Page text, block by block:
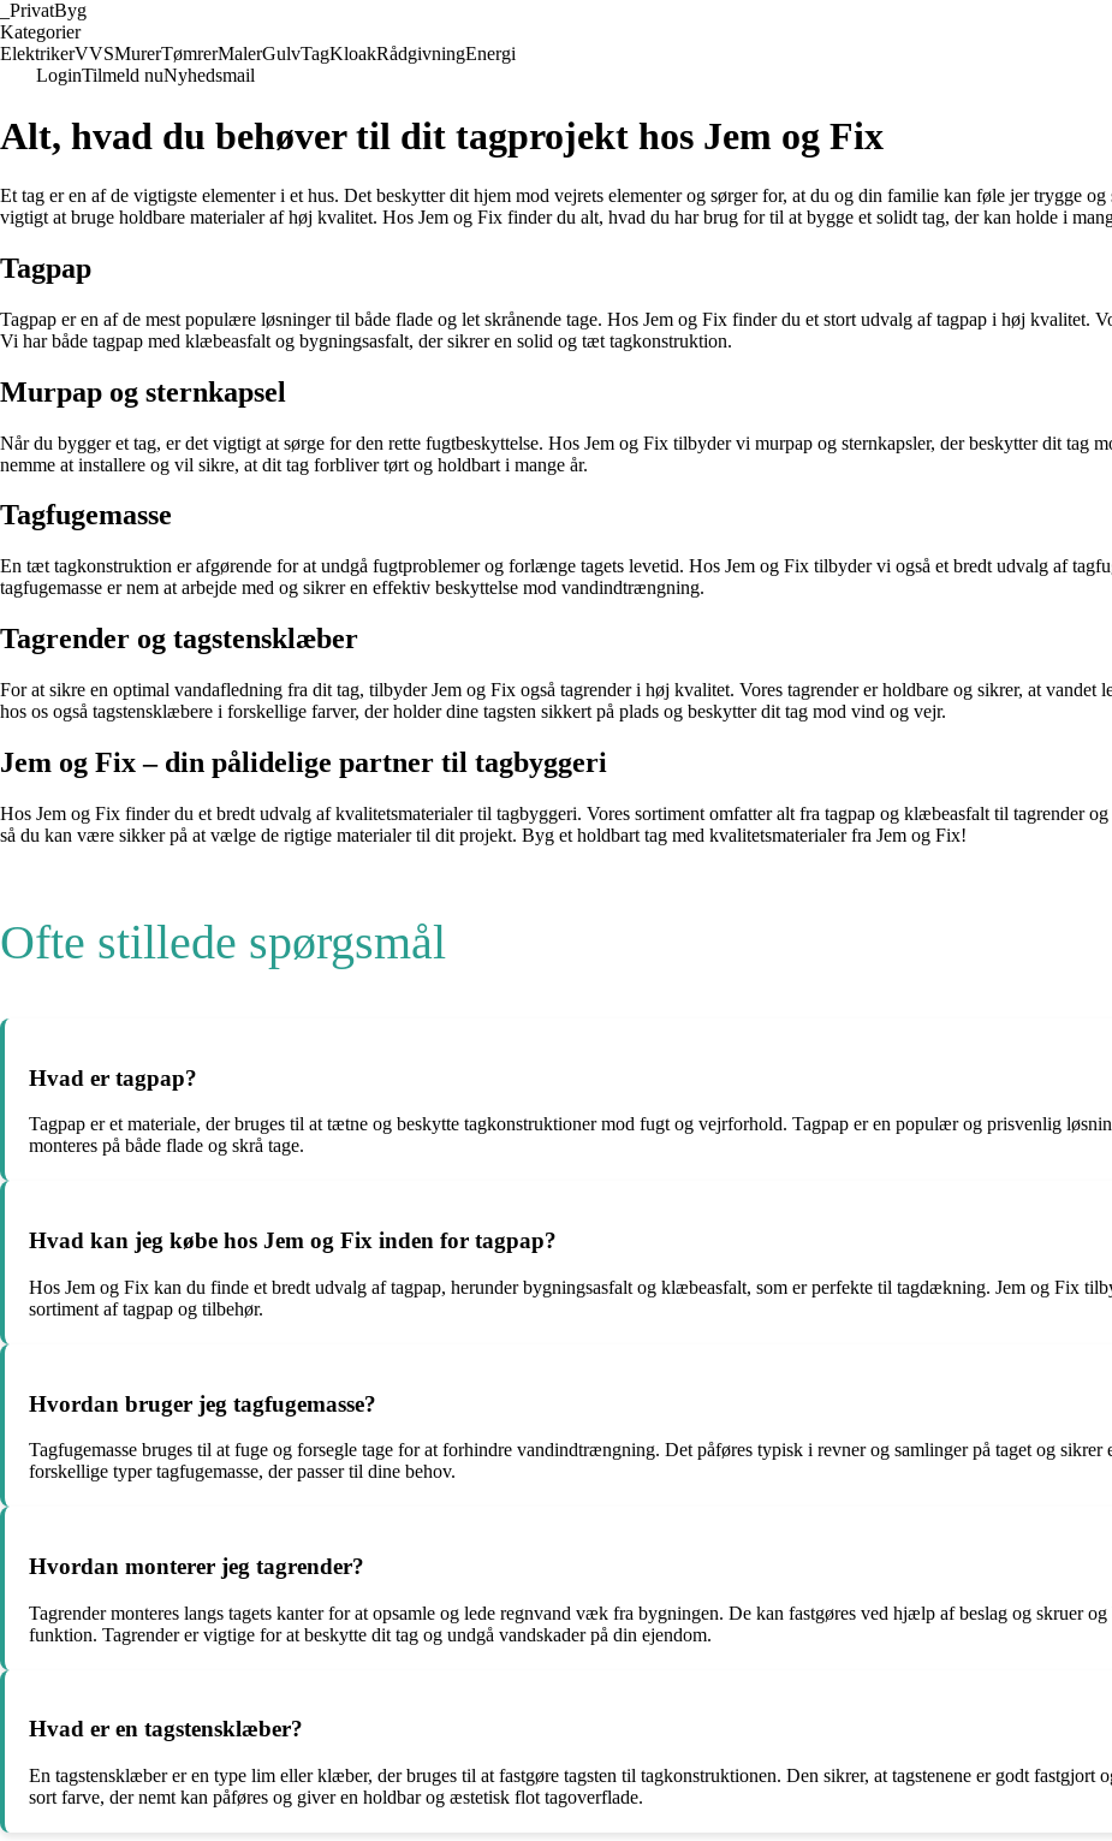
PrivatByg
Kategorier
ElektrikerVVSMurerTømrerMalerGulvTagKloakRådgivningEnergi
LoginTilmeld nuNyhedsmail
Alt, hvad du behøver til dit tagprojekt hos Jem og Fix
Et tag er en af de vigtigste elementer i et hus. Det beskytter dit hjem mod vejrets elementer og sørger for, at du og din familie kan føle jer trygge
vigtigt at bruge holdbare materialer af høj kvalitet. Hos Jem og Fix finder du alt, hvad du har brug for til at bygge et solidt tag, der kan holde i
Tagpap
Tagpap er en af de mest populære løsninger til både flade og let skrånende tage. Hos Jem og Fix finder du et stort udvalg af tagpap i høj kvalitet.
Vi har både tagpap med klæbeasfalt og bygningsasfalt, der sikrer en solid og tæt tagkonstruktion.
Murpap og sternkapsel
Når du bygger et tag, er det vigtigt at sørge for den rette fugtbeskyttelse. Hos Jem og Fix tilbyder vi murpap og sternkapsler, der beskytter dit tag
nemme at installere og vil sikre, at dit tag forbliver tørt og holdbart i mange år.
Tagfugemasse
En tæt tagkonstruktion er afgørende for at undgå fugtproblemer og forlænge tagets levetid. Hos Jem og Fix tilbyder vi også et bredt udvalg af
tagfugemasse er nem at arbejde med og sikrer en effektiv beskyttelse mod vandindtrængning.
Tagrender og tagstensklæber
For at sikre en optimal vandafledning fra dit tag, tilbyder Jem og Fix også tagrender i høj kvalitet. Vores tagrender er holdbare og sikrer, at
hos os også tagstensklæbere i forskellige farver, der holder dine tagsten sikkert på plads og beskytter dit tag mod vind og vejr.
Jem og Fix – din pålidelige partner til tagbyggeri
Hos Jem og Fix finder du et bredt udvalg af kvalitetsmaterialer til tagbyggeri. Vores sortiment omfatter alt fra tagpap og klæbeasfalt til tagrender
så du kan være sikker på at vælge de rigtige materialer til dit projekt. Byg et holdbart tag med kvalitetsmaterialer fra Jem og Fix!
Ofte stillede spørgsmål
Hvad er tagpap?
Tagpap er et materiale, der bruges til at tætne og beskytte tagkonstruktioner mod fugt og vejrforhold. Tagpap er en populær og prisvenlig
monteres på både flade og skrå tage.
Hvad kan jeg købe hos Jem og Fix inden for tagpap?
Hos Jem og Fix kan du finde et bredt udvalg af tagpap, herunder bygningsasfalt og klæbeasfalt, som er perfekte til tagdækning. Jem og Fix
sortiment af tagpap og tilbehør.
Hvordan bruger jeg tagfugemasse?
Tagfugemasse bruges til at fuge og forsegle tage for at forhindre vandindtrængning. Det påføres typisk i revner og samlinger på taget og
forskellige typer tagfugemasse, der passer til dine behov.
Hvordan monterer jeg tagrender?
Tagrender monteres langs tagets kanter for at opsamle og lede regnvand væk fra bygningen. De kan fastgøres ved hjælp af beslag og skruer
funktion. Tagrender er vigtige for at beskytte dit tag og undgå vandskader på din ejendom.
Hvad er en tagstensklæber?
En tagstensklæber er en type lim eller klæber, der bruges til at fastgøre tagsten til tagkonstruktionen. Den sikrer, at tagstenene er godt
sort farve, der nemt kan påføres og giver en holdbar og æstetisk flot tagoverflade.